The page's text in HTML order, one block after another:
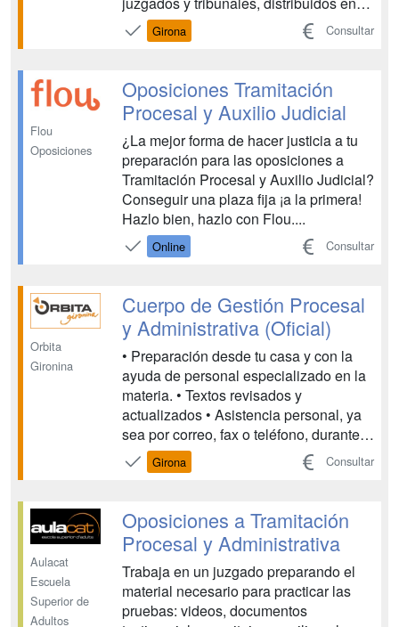
todas las comunidades autónomas.
Trabajarás en la revisión de las
Justicia, en la guardia y custodia de las
salas y de su material, y otra tare...
Girona Consultar
Flou
Oposiciones
Oposiciones Tramitación
Procesal y Auxilio Judicial
¿La mejor forma de hacer justicia a tu
preparación para las oposiciones a
Tramitación Procesal y Auxilio Judicial?
Conseguir una plaza fija ¡a la primera!
Hazlo bien, hazlo con Flou....
Online Consultar
Orbita
Gironina
Cuerpo de Gestión Procesal
y Administrativa (Oficial)
• Preparación desde tu casa y con la
ayuda de personal especializado en la
materia. • Textos revisados y
actualizados • Asistencia personal, ya
sea por correo, fax o teléfono, durante
todo el periodo que duren los estudios,
resolviendo todas las dudas que
Cada unidad didáctica dispone de auto-
evaluacione...
Girona Consultar
Aulacat
Escuela
Superior de
Adultos
Oposiciones a Tramitación
Procesal y Administrativa
Trabaja en un juzgado preparando el
material necesario para practicar las
pruebas: videos, documentos